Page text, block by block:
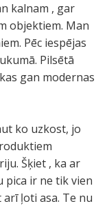
kalnam , gar
objektiem. Man
Pēc iespējas
Pilsētā
gan modernas
ko uzkost, jo
Šķiet , ka ar
pica ir ne tik vien
ļoti asa. Te nu